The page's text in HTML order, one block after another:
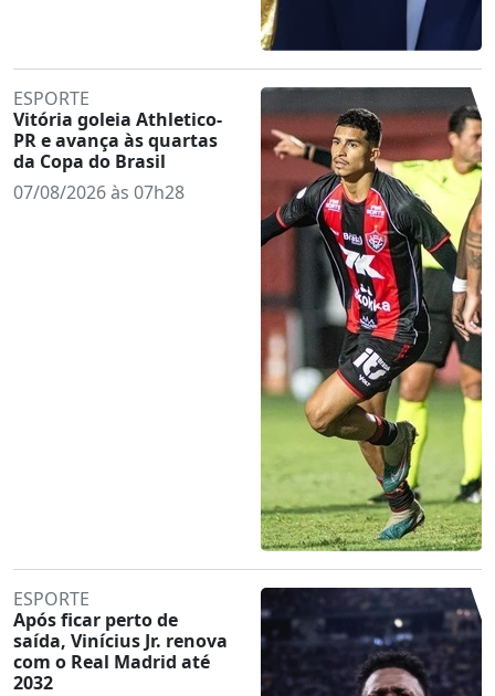
ESPORTE
Vitória goleia Athletico-
PR e avança às quartas
da Copa do Brasil
07/08/2026 às 07h28
ESPORTE
Após ficar perto de
saída, Vinícius Jr. renova
com o Real Madrid até
2032